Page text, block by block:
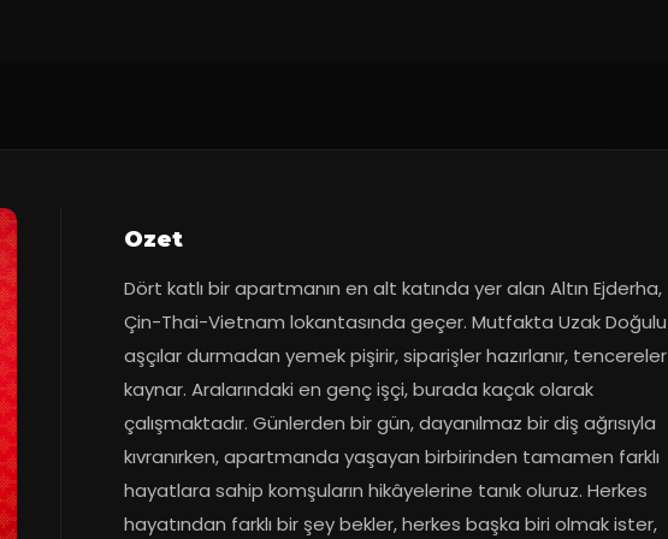
Ozet
Dört katlı bir apartmanın en alt katında yer alan Altın Ejderha,
Çin-Thai-Vietnam lokantasında geçer. Mutfakta Uzak Doğulu
aşçılar durmadan yemek pişirir, siparişler hazırlanır, tencereler
kaynar. Aralarındaki en genç işçi, burada kaçak olarak
çalışmaktadır. Günlerden bir gün, dayanılmaz bir diş ağrısıyla
kıvranırken, apartmanda yaşayan birbirinden tamamen farklı
hayatlara sahip komşuların hikâyelerine tanık oluruz. Herkes
hayatından farklı bir şey bekler, herkes başka biri olmak ister,